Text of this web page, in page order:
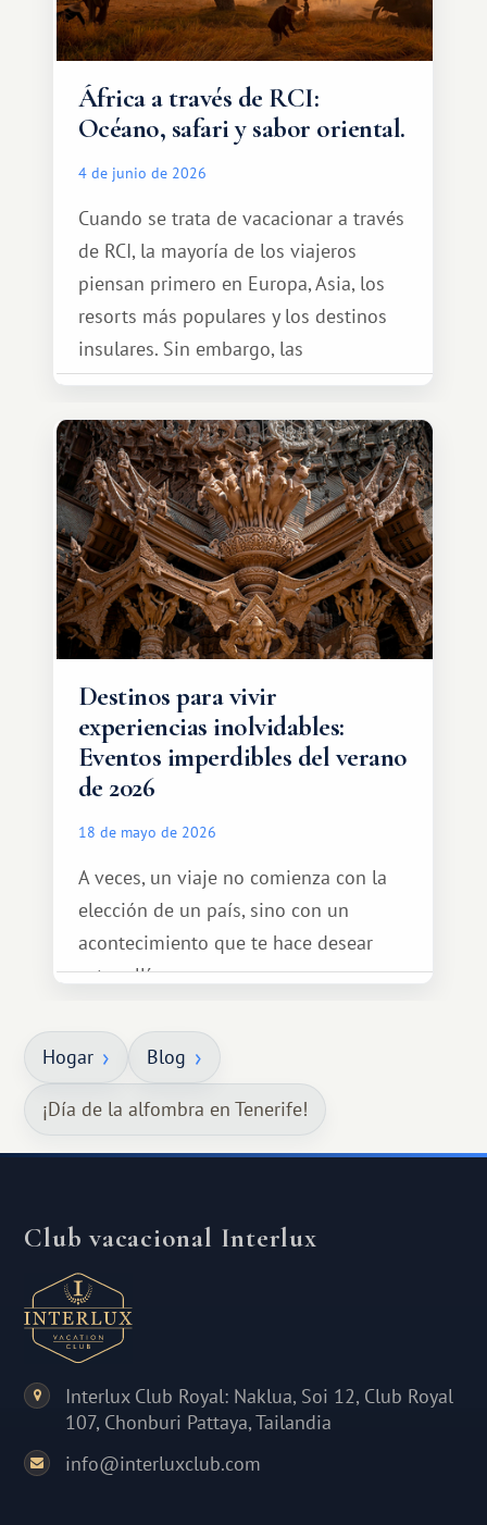
África a través de RCI:
Océano, safari y sabor oriental.
4 de junio de 2026
Cuando se trata de vacacionar a través
de RCI, la mayoría de los viajeros
piensan primero en Europa, Asia, los
resorts más populares y los destinos
insulares. Sin embargo, las
oportunidades que ofrece el sistema
de intercambio son mucho más
amplias. Entre ellas se encuentra
África, un continente que ofrece una
experiencia de viaje completamente
diferente.
Destinos para vivir
experiencias inolvidables:
Eventos imperdibles del verano
de 2026
18 de mayo de 2026
A veces, un viaje no comienza con la
elección de un país, sino con un
acontecimiento que te hace desear
estar allí...
Hogar Blog
¡Día de la alfombra en Tenerife!
Club vacacional Interlux
Interlux Club Royal: Naklua, Soi 12, Club Royal
107, Chonburi Pattaya, Tailandia
info@interluxclub.com